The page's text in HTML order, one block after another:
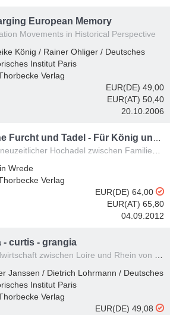
European Memory
Movements in Historical Perspective
König / Rainer Ohliger / Deutsches
Institut Paris
Verlag
EUR(DE) 49,00
EUR(AT) 50,40
20.10.2006
Hochadel zwischen Familienehre, Ritterideal und Fürstendienst
Wrede
Verlag
EUR(DE) 64,00
EUR(AT) 65,80
04.09.2012
- curtis - grangia
Loire und Rhein von der Römerzeit zum Hochmittelalter. 16. Deutsch-französisches Historikerkolloquium des Deutschen Historischen Instituts Paris. Xanten, 28.9.-1.10.1980
Janssen / Dietrich Lohrmann / Deutsches
Institut Paris
Verlag
EUR(DE) 49,08